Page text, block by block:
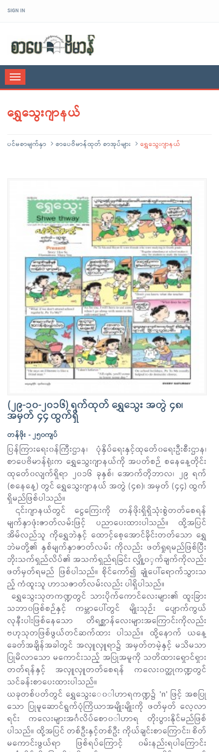
SIGN IN
Toggle
navigation
ရွှေသွေးဂျာနယ်
ပင်မစာမျက်နှာ စာပေဗိမာန်ထုတ် စာအုပ်များ ရွှေသွေးဂျာနယ်
(၂၉-၁၀-၂၀၁၆) ရက်ထုတ် ရွှေသွေး အတွဲ ၄၈၊
အမှတ် ၄၄ ထွက်ရှိ
တန်ဖိုး - ၂၅၀ကျပ်
ပြန်ကြားရေး၀န်ကြီးဌာန၊ ပုံနှိပ်ရေးနှင့်ထုတေ်၀ရေးဦးစီးဌာန၊
စာပေဗိမာန်ရုံးက ရွှေသွေးဂျာနယ်ကို အပတ်စဉ် စနေနေ့တိုင်း
ထုတေ်၀လျက်ရှိရာ ၂၀၁၆ ခုနှစ်၊ အောက်တိုဘာလ၊ ၂၉ ရက်
(စနေနေ့) တွင် ရွှေသွေးဂျာနယ် အတွဲ (၄၈)၊ အမှတ် (၄၄) ထွက်
ရှိမည်ဖြစ်ပါသည်။
၎င်းဂျာနယ်တွင် ငွေကြေးကို တန်ဖိုးရှိရှိသုံးစွဲတတ်စေရန်
မျက်နှာဖုံးဇာတ်လမ်းဖြင့် ပညာပေးထားပါသည်။ ထို့အပြင်
အိမ်လည်သူ ကိုရွှေဘဲနှင့် ထောင့်စေ့အောင်ခိုင်းတတ်သော ရွှေ
ဘဲမတို့၏ နှစ်မျက်နှာဇာတ်လမ်း ကိုလည်း ဖတ်ရှုရမည်ဖြစ်ပြီး
ဘိုးသက်ရှည်လိပ်၏ အသက်ရှည်ရခြင်း လျှို့၀ှက်ချက်ကိုလည်း
ဖတ်မှတ်ရမည် ဖြစ်ပါသည်။ စိုင်ကော်၍ ချုံပေါ်ရောက်သွားသ
ည့် ကံထူးသူ ဟာသဇာတ်လမ်းလည်း ပါရှိပါသည်။
ရွှေသွေးသုတကဏ္ဍတွင် သားပိုက်ကောင်လေးများ၏ ထူးခြား
သဘာ၀ဖြစ်စဉ်နှင့် ကမ္ဘာပေါ်တွင် မျိုးသုဉ်း ပျောက်ကွယ်
လုနီးပါးဖြစ်နေသော တိရစ္ဆာန်လေးများအကြောင်းကိုလည်း
ဗဟုသုတဖြစ်ဖွယ်တင်ဆက်ထား ပါသည်။ ထို့နောက် ယနေ့
ခေတ်အချိန်အခါတွင် အလှူလှူရာ၌ အမှတ်တမဲ့နှင့် မသိမသာ
ပြုမိလာသော မကောင်းသည့် အပြုအမူကို သတိထားရှောင်ရှား
တတ်ရန်နှင့် အလှူလှူတတ်စေရန် ကလေး၀တ္ထုကဏ္ဍတွင်
သင်ခန်းစာပေးထားပါသည်။
ယခုတစ်ပတ်တွင် ရွှေသွေးေ၀ါဟာရကဏ္ဍ၌ 'n' ဖြင့် အစပြု
သော ပြုမူဆောင်ရွက်ပုံကြိယာအမျိုးမျိုးကို ဖတ်မှတ် လေ့လာ
ရင်း ကလေးများအင်္ဂလိပ်စော၀ါဟာရ တိုးပွားနိုင်မည်ဖြစ်
ပါသည်။ ထို့အပြင် တစ်ဦးနှင့်တစ်ဦး ကိုယ်ချင်းစာကြောင်း၊ စိတ်
မကောင်းဖွယ်ရာ ဖြစ်ရပ်ကြောင့် ၀မ်းနည်းရပါကြောင်း